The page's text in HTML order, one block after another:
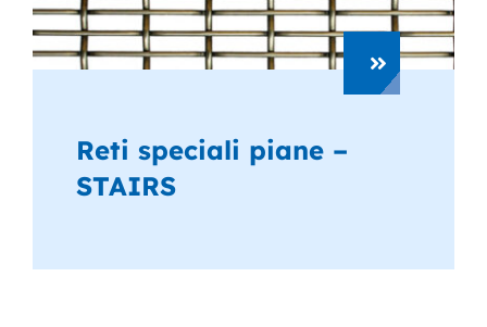
Reti speciali piane –
STAIRS